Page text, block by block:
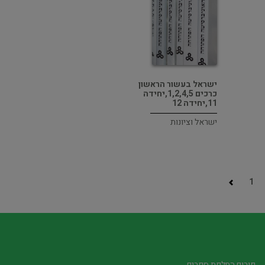
ישראל בעשור הראשון
כרכים 1,2,4,5,יחידה
11,יחידה 12
ישראל וציונות
1